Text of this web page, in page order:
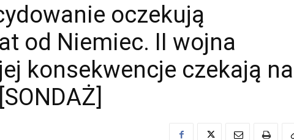
oczekują
od Niemiec. II wojna
konsekwencje czekają na